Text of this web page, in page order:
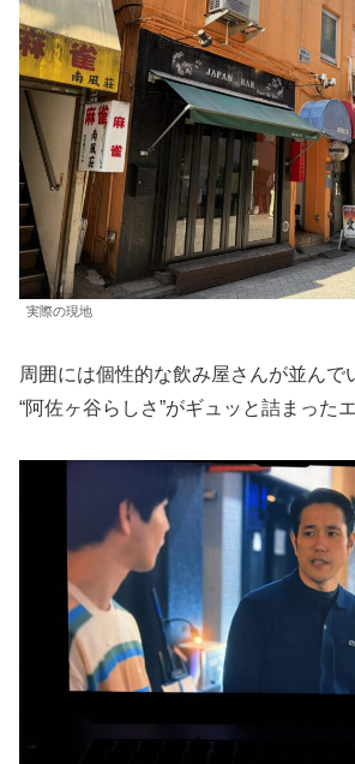
実際の現地
周囲には個性的な飲み屋さんが並んで
“阿佐ヶ谷らしさ”がギュッと詰まった